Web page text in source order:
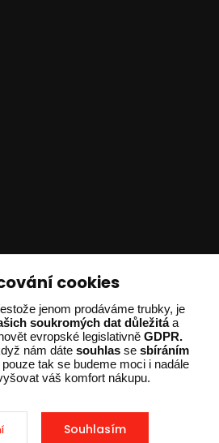
254
15:00)
karlik.cz
cookies
jenom prodáváme trubky, je
soukromých dat důležitáa
evropské legislativně GDPR.
nám dáte souhlas se sbíráním
tak se budeme moci i nadále
váš komfort nákupu.
Souhlasím